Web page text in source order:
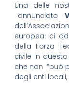
Una delle
annunciato
europea: ci
della Forza
civile in
che non “può
degli enti